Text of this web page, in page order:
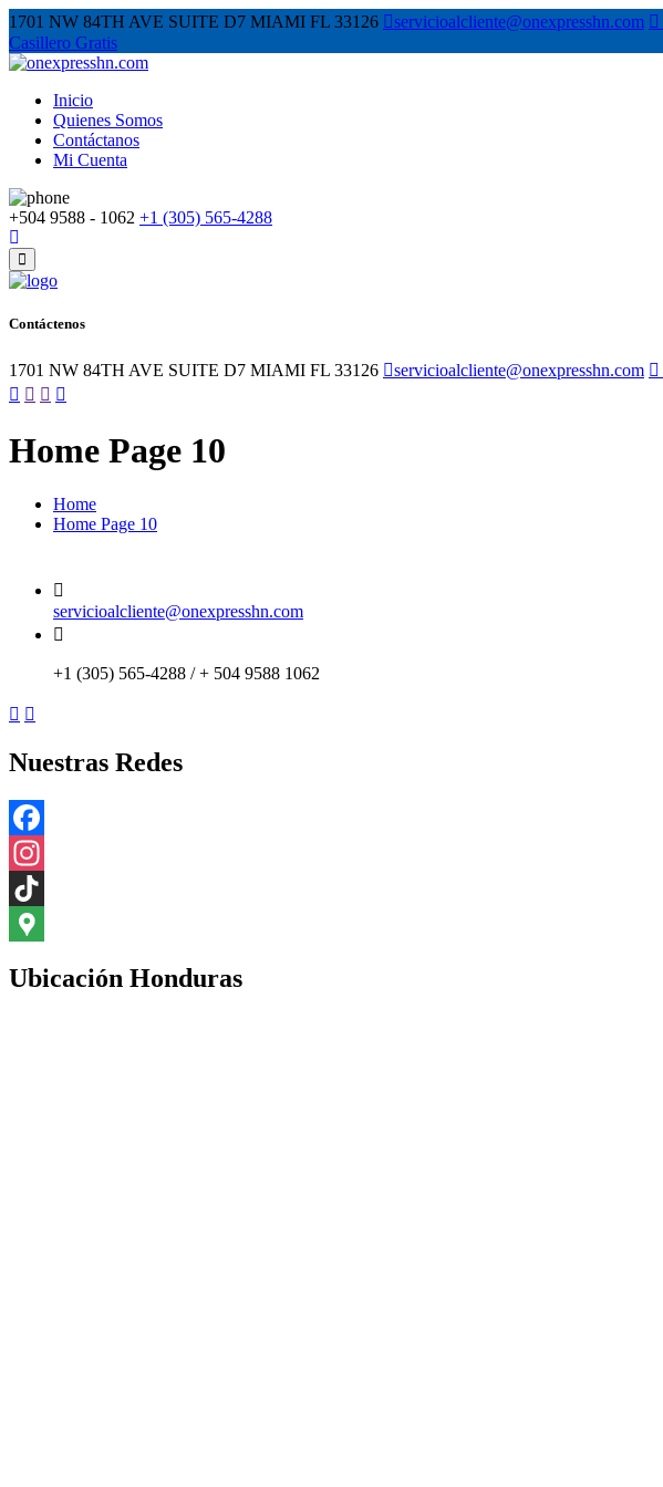
1701 NW 84TH AVE SUITE D7 MIAMI FL 33126 servicioalcliente@onexpresshn.com
Casillero Gratis
Inicio
Quienes Somos
Contáctanos
Mi Cuenta
+504 9588 - 1062 +1 (305) 565-4288
Contáctenos
1701 NW 84TH AVE SUITE D7 MIAMI FL 33126 servicioalcliente@onexpresshn.com
Home Page 10
Home
Home Page 10
servicioalcliente@onexpresshn.com
+1 (305) 565-4288 / + 504 9588 1062
Nuestras Redes
Facebook
Instagram
TikTok
Ubicación Honduras